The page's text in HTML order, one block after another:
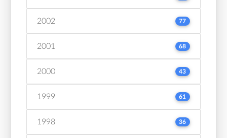
2002 77
2001 68
2000 43
1999 61
1998 36